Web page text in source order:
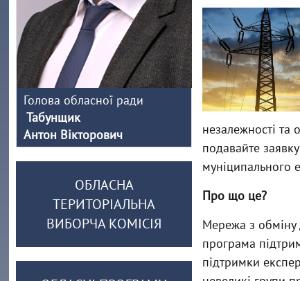
незалежності та
подавайте
муніципального
Про що це?
Мережа з обміну
програма
підтримки
Голова обласної ради
Табунщик
Антон Вікторович
ОБЛАСНА
ТЕРИТОРІАЛЬНА
ВИБОРЧА КОМІСІЯ